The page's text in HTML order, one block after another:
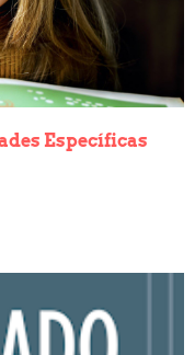
Específicas